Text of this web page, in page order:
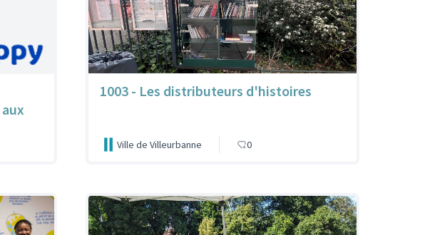
1003 - Les distributeurs d'histoires
Ville de Villeurbanne 0